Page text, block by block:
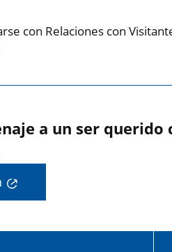
con Relaciones con
a un ser querido